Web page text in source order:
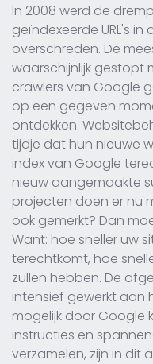
In 2008 werd de
geïndexeerde URL's
overschreden. De
waarschijnlijk gestopt
crawlers van Google
op een gegeven
ontdekken.
tijdje dat hun nieuwe
index van Google
nieuw aangemaakte
projecten doen er nu
ook gemerkt? Dan
Want: hoe sneller uw
terechtkomt, hoe
zullen hebben. De
intensief gewerkt aan
mogelijk door Google
instructies en
verzamelen, zijn in dit